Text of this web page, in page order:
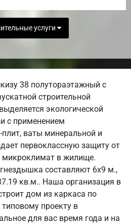
услуги
38 полутораэтажный с
строительной
экологической
с применением
ваты минеральной и
первоклассную защиту от
в жилище.
составляют 6х9 м.,
кв.м.. Наша организация в
дом из каркаса по
проекту в
для вас время года и на